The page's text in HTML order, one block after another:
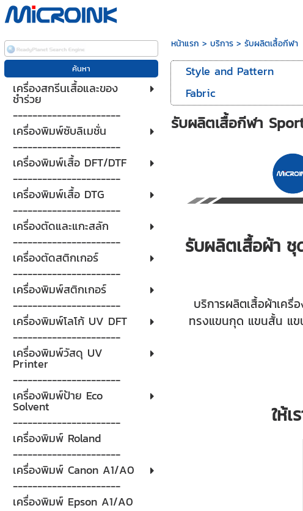
เครื่องสกรีนเสื้อและของ
ชำร่วย
----------------------
เครื่องพิมพ์ซับลิเมชั่น
----------------------
เครื่องพิมพ์เสื้อ DFT/DTF
----------------------
เครื่องพิมพ์เสื้อ DTG
----------------------
เครื่องตัดและแกะสลัก
----------------------
เครื่องตัดสติกเกอร์
----------------------
เครื่องพิมพ์สติกเกอร์
----------------------
เครื่องพิมพ์โลโก้ UV DFT
----------------------
เครื่องพิมพ์วัสดุ UV
Printer
----------------------
เครื่องพิมพ์ป้าย Eco
Solvent
----------------------
เครื่องพิมพ์ Roland
----------------------
เครื่องพิมพ์ Canon A1/A0
----------------------
เครื่องพิมพ์ Epson A1/A0
หน้าแรก > บริการ> รับผลิตเสื้อกีฬา
Style and Pattern
Fabric
รับผลิตเสื้อกีฬา
รับผลิตเสื้อผ้า
บริการผลิตเสื้อผ้าเครื่
ทรงแขนกุด แขนสั้น แข
ให้